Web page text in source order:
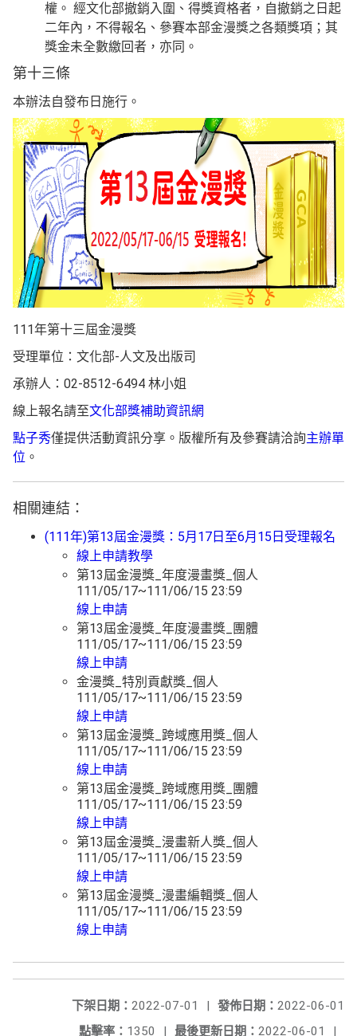
權。 經文化部撤銷入圍、得獎資格者，自撤銷之日起
二年內，不得報名、參賽本部金漫獎之各類獎項；其
獎金未全數繳回者，亦同。
第十三條
本辦法自發布日施行。
111年第十三屆金漫獎
受理單位：文化部-人文及出版司
承辦人：02-8512-6494 林小姐
線上報名請至文化部獎補助資訊網
點子秀僅提供活動資訊分享。版權所有及參賽請洽詢主辦單
位 。
相關連結：
(111年)第13屆金漫獎：5月17日至6月15日受理報名
線上申請教學
第13屆金漫獎_年度漫畫獎_個人
111/05/17~111/06/15 23:59
線上申請
第13屆金漫獎_年度漫畫獎_團體
111/05/17~111/06/15 23:59
線上申請
金漫獎_特別貢獻獎_個人
111/05/17~111/06/15 23:59
線上申請
第13屆金漫獎_跨域應用獎_個人
111/05/17~111/06/15 23:59
線上申請
第13屆金漫獎_跨域應用獎_團體
111/05/17~111/06/15 23:59
線上申請
第13屆金漫獎_漫畫新人獎_個人
111/05/17~111/06/15 23:59
線上申請
第13屆金漫獎_漫畫編輯獎_個人
111/05/17~111/06/15 23:59
線上申請
發佈日期： 2022-06-01
下架日期： 2022-07-01
|
最後更新日期： 2022-06-01 |
點擊率： 1350 |